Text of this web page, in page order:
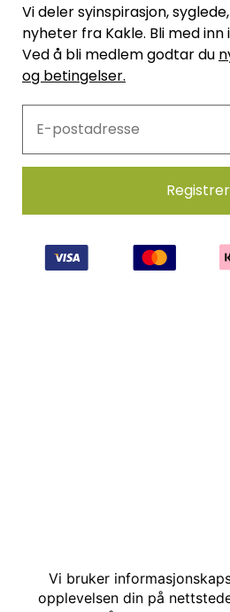
Vi deler syinspirasjon,
nyheter fra Kakle. Bli med inn
Ved å bli medlem godtar du
og betingelser.